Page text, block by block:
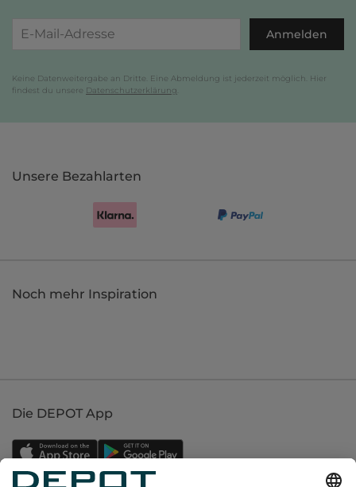
Anmelden
Keine Datenweitergabe an Dritte. Eine Abmeldung ist jederzeit möglich. Hier
findest du unsere Datenschutzerklärung
Unsere Bezahlarten
Noch mehr Inspiration
Die DEPOT App